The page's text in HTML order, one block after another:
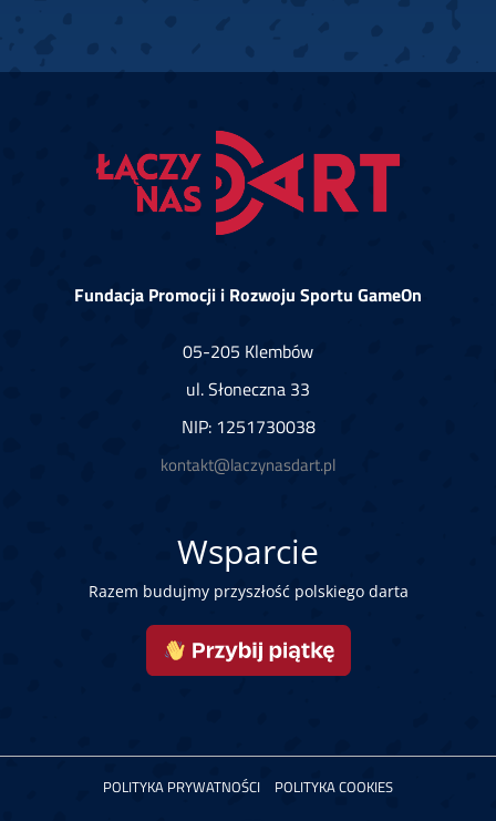
Fundacja Promocji i Rozwoju Sportu GameOn
05-205 Klembów
ul. Słoneczna 33
NIP: 1251730038
kontakt@laczynasdart.pl
Wsparcie
Razem budujmy przyszłość polskiego darta
POLITYKA PRYWATNOŚCI POLITYKA COOKIES